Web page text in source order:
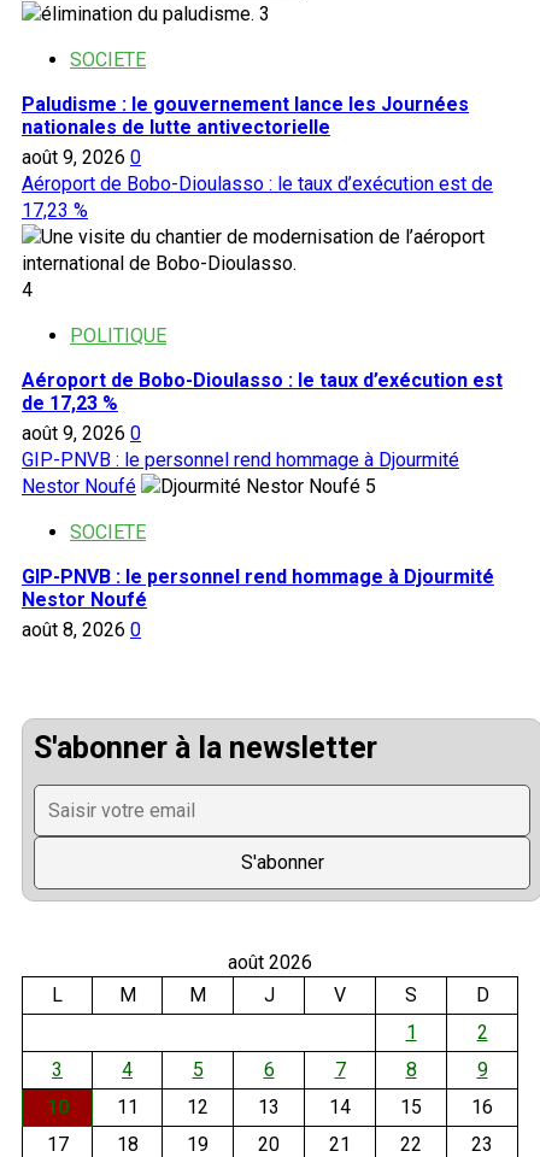
3
SOCIETE
Paludisme : le gouvernement lance les Journées
nationales de lutte antivectorielle
août 9, 2026 0
Aéroport de Bobo-Dioulasso : le taux d’exécution est de
17,23 %
4
POLITIQUE
Aéroport de Bobo-Dioulasso : le taux d’exécution est
de 17,23 %
août 9, 2026 0
GIP-PNVB : le personnel rend hommage à Djourmité
Nestor Noufé
5
SOCIETE
GIP-PNVB : le personnel rend hommage à Djourmité
Nestor Noufé
août 8, 2026 0
S'abonner à la newsletter
août 2026
L
M M J V S
D
1
2
3
4 5 6 7 8
9
10
11 12 13 14 15
16
17
18 19 20 21 22
23